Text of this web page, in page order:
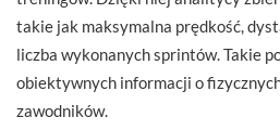
takie jak maksymalna prędkość,
liczba wykonanych sprintów. Takie
obiektywnych informacji o
zawodników.